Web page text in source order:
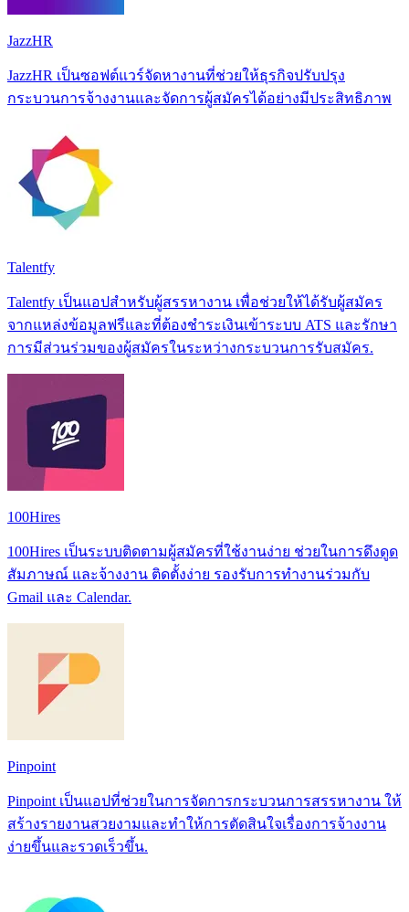
JazzHR
JazzHR เป็นซอฟต์แวร์จัดหางานที่ช่วยให้ธุรกิจปรับปรุง
กระบวนการจ้างงานและจัดการผู้สมัครได้อย่างมีประสิทธิภาพ
Talentfy
Talentfy เป็นแอปสำหรับผู้สรรหางาน เพื่อช่วยให้ได้รับผู้สมัคร
จากแหล่งข้อมูลฟรีและที่ต้องชำระเงินเข้าระบบ ATS และรักษา
การมีส่วนร่วมของผู้สมัครในระหว่างกระบวนการรับสมัคร.
100Hires
100Hires เป็นระบบติดตามผู้สมัครที่ใช้งานง่าย ช่วยในการดึงดูด
สัมภาษณ์ และจ้างงาน ติดตั้งง่าย รองรับการทำงานร่วมกับ
Gmail และ Calendar.
Pinpoint
Pinpoint เป็นแอปที่ช่วยในการจัดการกระบวนการสรรหางาน ให้
สร้างรายงานสวยงามและทำให้การตัดสินใจเรื่องการจ้างงาน
ง่ายขึ้นและรวดเร็วขึ้น.